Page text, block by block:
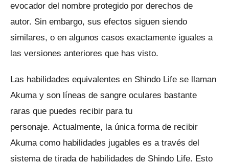
evocador del nombre protegido por derechos de
autor. Sin embargo, sus efectos siguen siendo
similares, o en algunos casos exactamente iguales a
las versiones anteriores que has visto.
Las habilidades equivalentes en Shindo Life se llaman
Akuma y son líneas de sangre oculares bastante
raras que puedes recibir para tu
personaje. Actualmente, la única forma de recibir
Akuma como habilidades jugables es a través del
sistema de tirada de habilidades de Shindo Life. Esto